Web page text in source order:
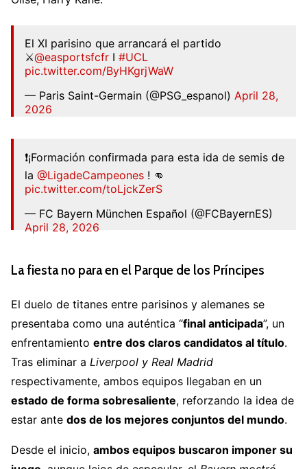
El XI parisino que arrancará el partido
⚔️@easportsfcfr I #UCL
pic.twitter.com/ByHKgrjWaW
— Paris Saint-Germain (@PSG_espanol) April 28,
2026
❗¡Formación confirmada para esta ida de semis de
la @LigadeCampeones ! 👊
pic.twitter.com/toLjckZerS
— FC Bayern München Español (@FCBayernES)
April 28, 2026
La fiesta no para en el Parque de los Príncipes
El duelo de titanes entre parisinos y alemanes se
presentaba como una auténtica “final anticipada”, un
enfrentamiento entre dos claros candidatos al título.
Tras eliminar a Liverpool y Real Madrid
respectivamente, ambos equipos llegaban en un
estado de forma sobresaliente, reforzando la idea de
estar ante dos de los mejores conjuntos del mundo.
Desde el inicio, ambos equipos buscaron imponer su